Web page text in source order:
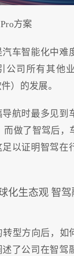
方案
车智能化中难
公司所有其他
）的发展。
航时最多见到
而做了智驾后，
以证明智驾在
化生态观 智
型方向后，如
了公司在智驾